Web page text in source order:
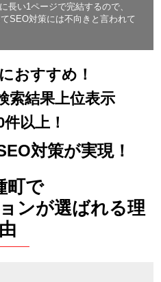
長い1ページで完結するので、
SEO対策には不向きと言われて
おすすめ！
索結果上位表示
以上！
対策が実現！
町で
ンが選ばれる理
由